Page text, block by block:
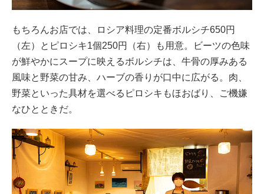
もちろんお店では、ロシア料理の定番ボルシチ650円
（左）とピロシキ1個250円（右）も用意。ビーツの色味
が鮮やかにスープに映えるボルシチは、牛骨の厚みある
風味と野菜の甘み、ハーブの香りが口中に広がる。肉、
野菜といった具材を選べるピロシキもほおばり、ご機嫌
なひとときだ。